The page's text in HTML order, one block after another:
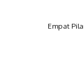
Empat